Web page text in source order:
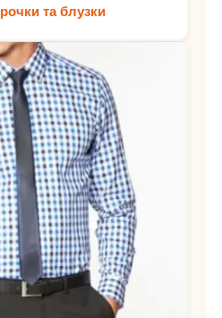
та блузки